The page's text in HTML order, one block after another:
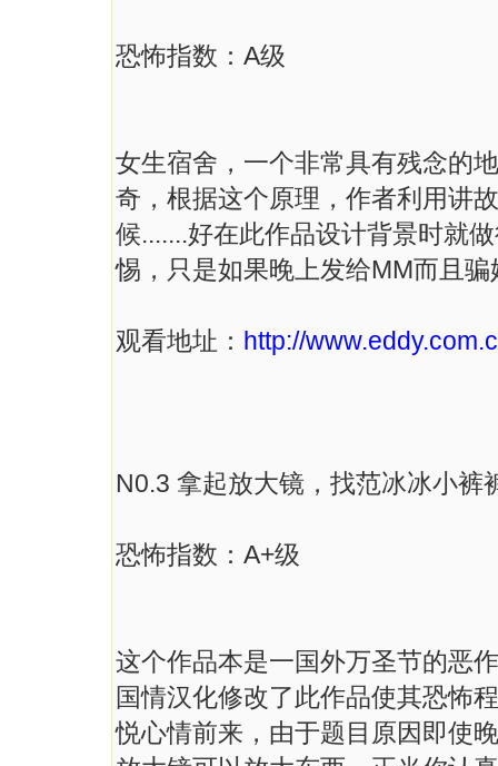
恐怖指数：A级
女生宿舍，一个非常具有残念的
奇，根据这个原理，作者利用讲
候.......好在此作品设计背景时就
惕，只是如果晚上发给MM而且
观看地址： http://
N0.3 拿起放大镜，找范冰冰小裤
恐怖指数：A+级
这个作品本是一国外万圣节的恶
国情汉化修改了此作品使其恐怖
悦心情前来，由于题目原因即使